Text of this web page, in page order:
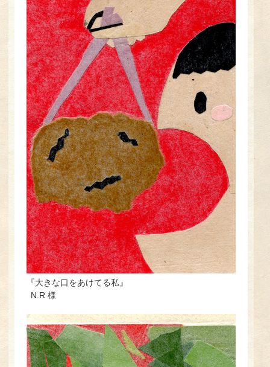
『大きな口をあけてる私』
N.R 様